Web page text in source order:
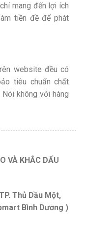
mang đến lợi ích
tiền đề để phát
website đều có
tiêu chuẩn chất
không với hàng
VÀ KHẮC DẤU
Thủ Dầu Một,
Bình Dương )